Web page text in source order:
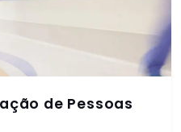
de Pessoas